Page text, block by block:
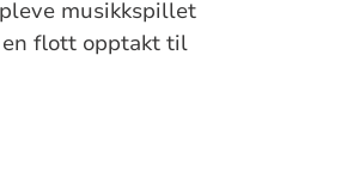
musikkspillet
en flott opptakt til